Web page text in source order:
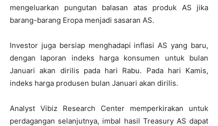
mengeluarkan pungutan balasan atas produk AS jika
barang-barang Eropa menjadi sasaran AS.
Investor juga bersiap menghadapi inflasi AS yang baru,
dengan laporan indeks harga konsumen untuk bulan
Januari akan dirilis pada hari Rabu. Pada hari Kamis,
indeks harga produsen bulan Januari akan dirilis.
Analyst Vibiz Research Center memperkirakan untuk
perdagangan selanjutnya, imbal hasil Treasury AS dapat